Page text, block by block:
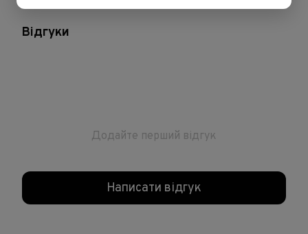
Відгуки
Додайте перший відгук
Написати відгук